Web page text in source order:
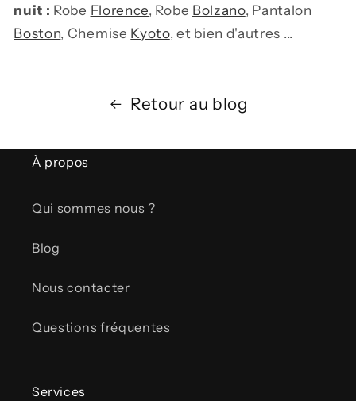
nuit : Robe Florence, Robe Bolzano, Pantalon
Boston, Chemise Kyoto, et bien d'autres ...
Retour au blog
À propos
Qui sommes nous ?
Blog
Nous contacter
Questions fréquentes
Services